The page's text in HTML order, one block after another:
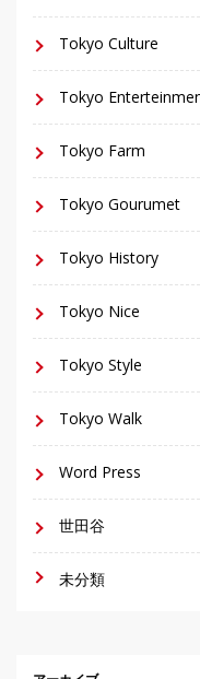
Tokyo Culture
Tokyo
Tokyo Farm
Tokyo Gourumet
Tokyo History
Tokyo Nice
Tokyo Style
Tokyo Walk
Word Press
世田谷
未分類